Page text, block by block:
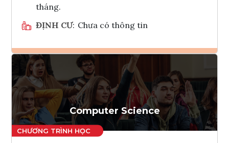
tháng.
ĐỊNH CƯ: Chưa có thông tin
Ghi danh
Tham vấn Interlink
Computer Science